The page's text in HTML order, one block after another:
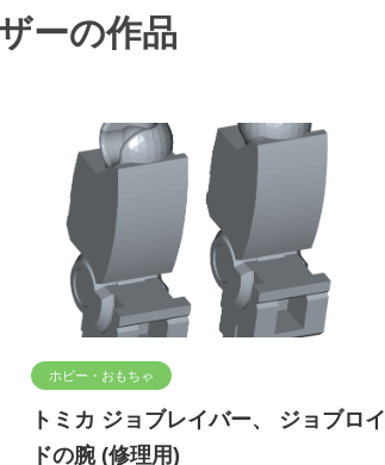
ーの作品
ホビー・おもちゃ
トミカ ジョブレイバー、 ジョブロイ
ドの腕 (修理用)